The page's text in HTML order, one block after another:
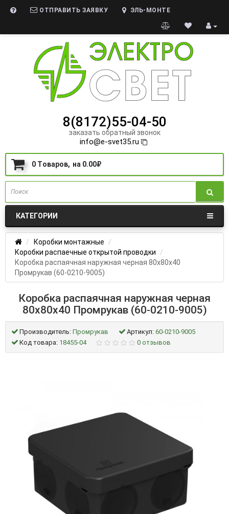
ОТПРАВИТЬ ЗАЯВКУ ЭЛЬ-МОНТЕ
8(8172)55-04-50
заказать обратный звонок
info@e-svet35.ru
0 Tоваров, на 0.00₽
КАТЕГОРИИ
Коробки монтажные
Коробки распаечные открытой проводки
Коробка распаячная наружная черная 80х80х40
Промрукав (60-0210-9005)
Коробка распаячная наружная черная
80х80х40 Промрукав (60-0210-9005)
Производитель: Промрукав Артикул: 60-0210-9005
Код товара: 18455-04 0 отзывов